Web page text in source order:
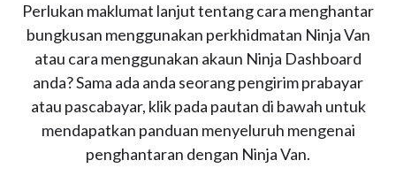
Perlukan maklumat lanjut tentang cara menghantar
bungkusan menggunakan perkhidmatan Ninja Van
atau cara menggunakan akaun Ninja Dashboard
anda? Sama ada anda seorang pengirim prabayar
atau pascabayar, klik pada pautan di bawah untuk
mendapatkan panduan menyeluruh mengenai
penghantaran dengan Ninja Van.